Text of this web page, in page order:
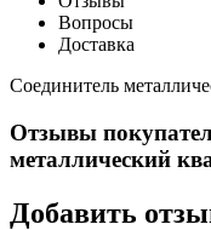
Вопросы
Доставка
Соединитель
Отзывы
металлический
Добавить